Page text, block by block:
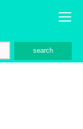
search